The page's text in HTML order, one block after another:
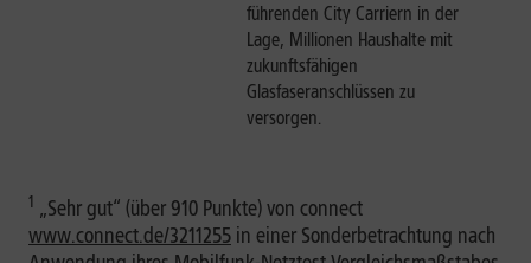
führenden City Carriern in der
Lage, Millionen Haushalte mit
zukunftsfähigen
Glasfaseranschlüssen zu
versorgen.
1 „Sehr gut“ (über 910 Punkte) von connect
www.connect.de/3211255 in einer Sonderbetrachtung nach